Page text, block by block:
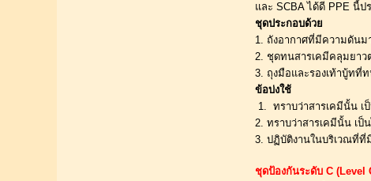
และ SCBA ได้ดี PPE นี้ป
ชุดประกอบด้วย
1. ถังอากาศที่มีความดันม
2. ชุดทนสารเคมีคลุมยา
3. ถุงมือและรองเท้าบู้ทที่
ข้อบ่งใช้
1.  ทราบว่าสารเคมีนั้น
2. ทราบว่าสารเคมีนั้น เป็
3. ปฏิบัติงานในบริเวณที่ที่
ชุดป้องกันระดับ C (Level